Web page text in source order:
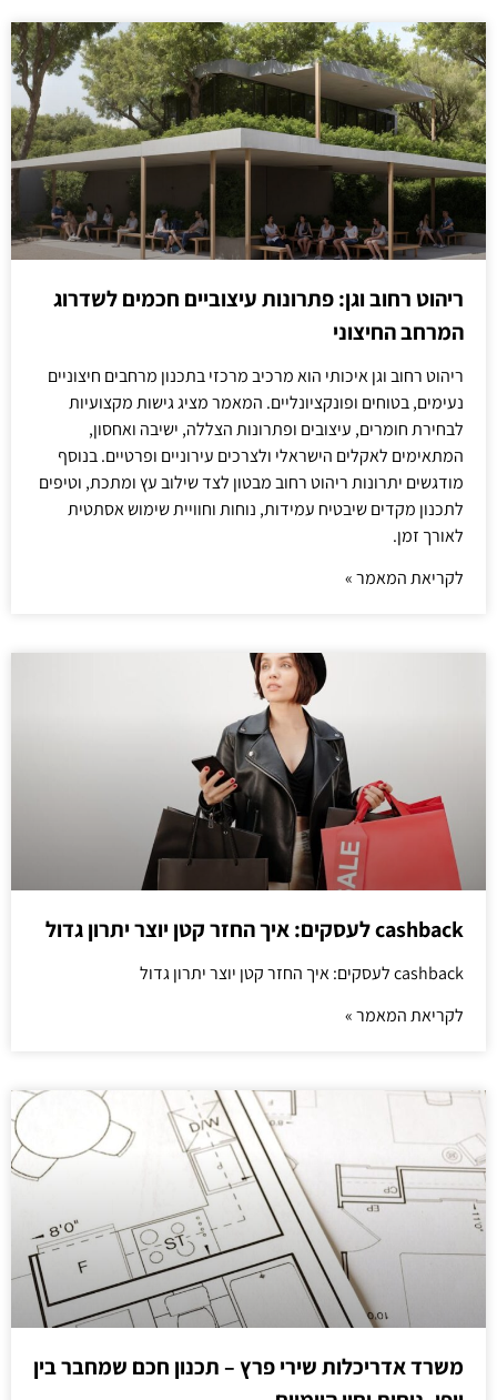
ריהוט רחוב וגן: פתרונות עיצוביים חכמים לשדרוג
המרחב החיצוני
ריהוט רחוב וגן איכותי הוא מרכיב מרכזי בתכנון מרחבים חיצוניים
נעימים, בטוחים ופונקציונליים. המאמר מציג גישות מקצועיות
לבחירת חומרים, עיצובים ופתרונות הצללה, ישיבה ואחסון,
המתאימים לאקלים הישראלי ולצרכים עירוניים ופרטיים. בנוסף
מודגשים יתרונות ריהוט רחוב מבטון לצד שילוב עץ ומתכת, וטיפים
לתכנון מקדים שיבטיח עמידות, נוחות וחוויית שימוש אסתטית
לאורך זמן.
לקריאת המאמר »
cashback לעסקים: איך החזר קטן יוצר יתרון גדול
cashback לעסקים: איך החזר קטן יוצר יתרון גדול
לקריאת המאמר »
משרד אדריכלות שירי פרץ – תכנון חכם שמחבר בין